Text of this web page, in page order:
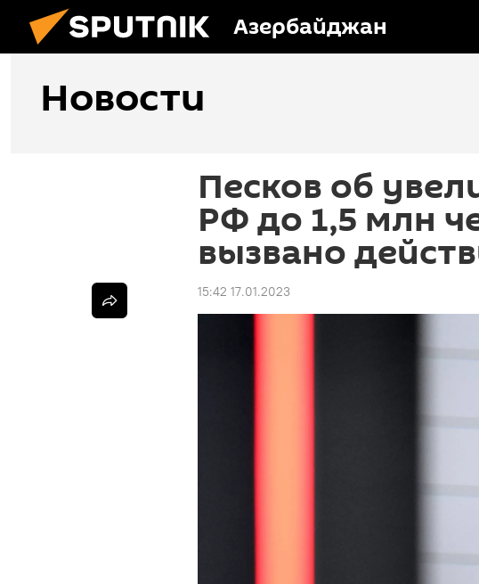
Азербайджан
Новости
Песков об
РФ до 1,5 млн
вызвано
15:42 17.01.2023